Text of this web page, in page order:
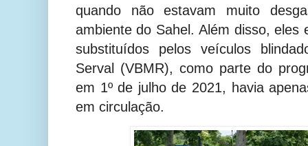
quando não estavam muito
ambiente do Sahel.Além disso, eles
substituídos pelos veículos
Serval (VBMR), como parte do
em 1º de julho de 2021, havia
em circulação.